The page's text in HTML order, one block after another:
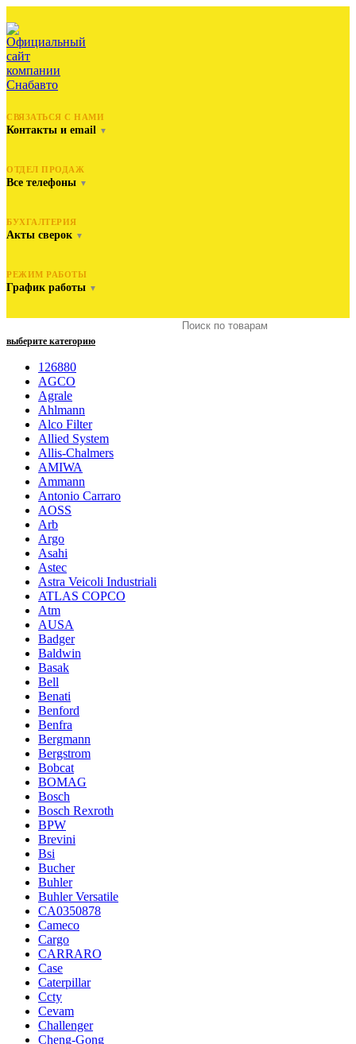
СВЯЗАТЬСЯ С НАМИ
Контакты и email ▼
ОТДЕЛ ПРОДАЖ
Все телефоны ▼
БУХГАЛТЕРИЯ
Акты сверок ▼
РЕЖИМ РАБОТЫ
График работы ▼
выберите категорию
126880
AGCO
Agrale
Ahlmann
Alco Filter
Allied System
Allis-Chalmers
AMIWA
Ammann
Antonio Carraro
AOSS
Arb
Argo
Asahi
Astec
Astra Veicoli Industriali
ATLAS COPCO
Atm
AUSA
Badger
Baldwin
Basak
Bell
Benati
Benford
Benfra
Bergmann
Bergstrom
Bobcat
BOMAG
Bosch
Bosch Rexroth
BPW
Brevini
Bsi
Bucher
Buhler
Buhler Versatile
CA0350878
Cameco
Cargo
CARRARO
Case
Caterpillar
Ccty
Cevam
Challenger
Cheng-Gong